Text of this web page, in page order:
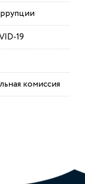
19
комиссия